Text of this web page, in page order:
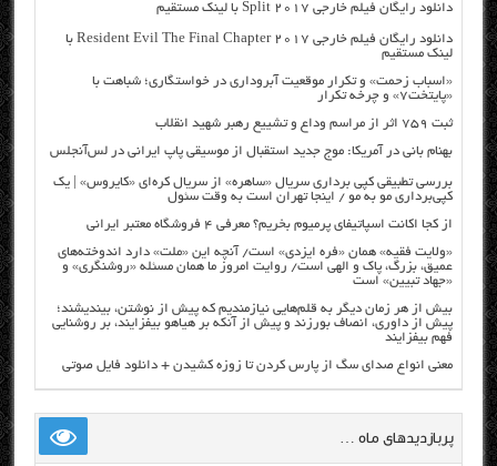
دانلود رایگان فیلم خارجی Split 2017 با لینک مستقیم
دانلود رایگان فیلم خارجی Resident Evil The Final Chapter 2017 با
لینک مستقیم
«اسباب زحمت» و تکرار موقعیت آبروداری در خواستگاری؛ شباهت با
«پایتخت۷» و چرخه تکرار
ثبت ۷۵۹ اثر از مراسم وداع و تشییع رهبر شهید انقلاب
بهنام بانی در آمریکا: موج جدید استقبال از موسیقی پاپ ایرانی در لس‌آنجلس
بررسی تطبیقی کپی برداری سریال «ساهره» از سریال کره‌ای «کایروس» | یک
کپی‌برداری مو به مو / اینجا تهران است به وقت سئول
از کجا اکانت اسپاتیفای پرمیوم بخریم؟ معرفی ۴ فروشگاه معتبر ایرانی
«ولایت فقیه» همان «فره ایزدی» است/ آنچه این «ملت» دارد اندوخته‌های
عمیق، بزرگ، پاک و الهی است/ روایت امروز ما همان مسئله «روشنگری» و
«جهاد تبیین» است
بیش از هر زمان دیگر به قلم‌هایی نیازمندیم که پیش از نوشتن، بیندیشند؛
پیش از داوری، انصاف بورزند و پیش از آنکه بر هیاهو بیفزایند، بر روشنایی
فهم بیفزایند
معنی انواع صدای سگ از پارس کردن تا زوزه کشیدن + دانلود فایل صوتی
پربازدیدهای ماه …